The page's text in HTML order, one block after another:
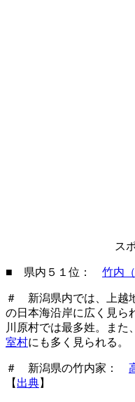
ス
■ 県内５１位： 竹内
＃ 新潟県内では、上越
の日本海沿岸に広く見ら
川原村では最多姓。また
室村にも多く見られる。
＃ 新潟県の竹内家：
【 出典】